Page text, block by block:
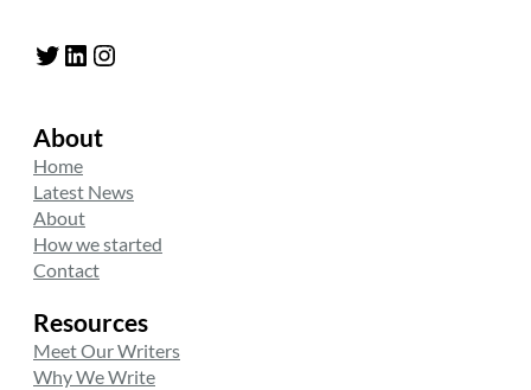
Twitter LinkedIn Instagram
About
Home
Latest News
About
How we started
Contact
Resources
Meet Our Writers
Why We Write